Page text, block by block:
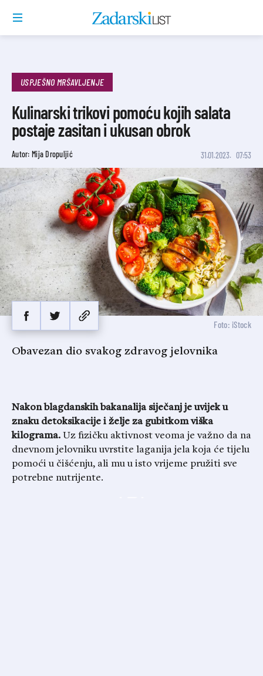
USPJEŠNO MRŠAVLJENJE
Kulinarski trikovi pomoću kojih salata
postaje zasitan i ukusan obrok
Autor: Mija Dropuljić 31.01.2023. 07:53
Foto: iStock
Obavezan dio svakog zdravog jelovnika
Nakon blagdanskih bakanalija siječanj je uvijek u
znaku detoksikacije i želje za gubitkom viška
kilograma. Uz fizičku aktivnost veoma je važno da na
dnevnom jelovniku uvrstite laganija jela koja će tijelu
pomoći u čišćenju, ali mu u isto vrijeme pružiti sve
potrebne nutrijente.